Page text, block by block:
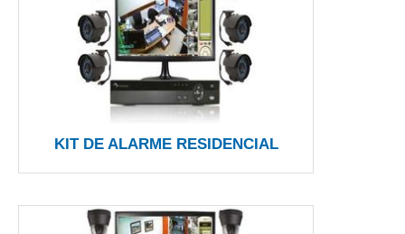
KIT DE ALARME RESIDENCIAL